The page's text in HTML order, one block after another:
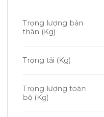
Trọng l­ượng bản
thân (Kg)
Trọng tải (Kg)
Trọng lượng toàn
bộ (Kg)